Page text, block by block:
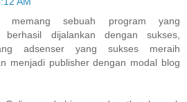
memang sebuah program yang
berhasil dijalankan dengan sukses,
adsenser yang sukses meraih
menjadi publisher dengan modal blog